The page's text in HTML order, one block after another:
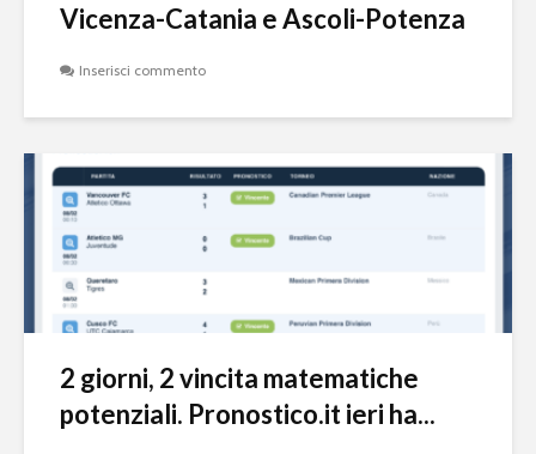
Vicenza-Catania e Ascoli-Potenza
Inserisci commento
2 giorni, 2 vincita matematiche
potenziali. Pronostico.it ieri ha...